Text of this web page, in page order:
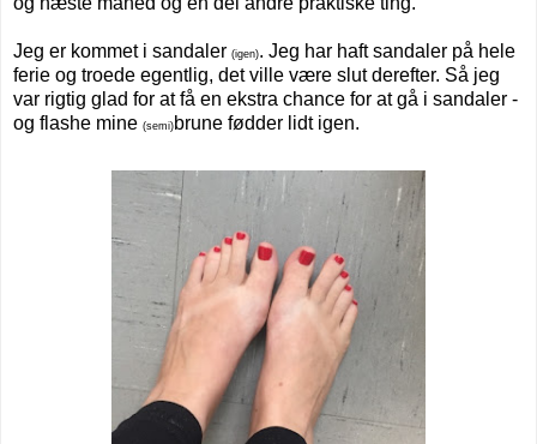
Jeg er kommet i sandaler (igen). Jeg har haft sandaler på hele
ferie og troede egentlig, det ville være slut derefter. Så jeg
var rigtig glad for at få en ekstra chance for at gå i sandaler -
og flashe mine (semi) brune fødder lidt igen.